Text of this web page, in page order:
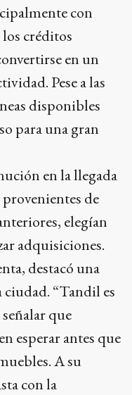
con
créditos
en un
Pese a las
disponibles
para una gran
en la llegada
de
elegían
adquisiciones.
destacó una
“Tandil es
que
esperar antes que
A su
con la